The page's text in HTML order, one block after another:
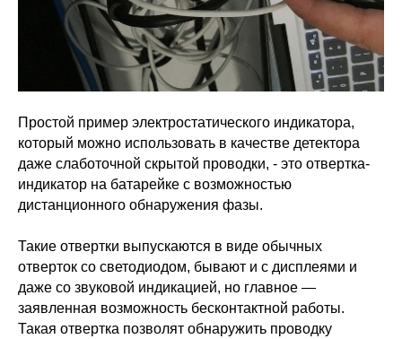
Простой пример электростатического индикатора,
который можно использовать в качестве детектора
даже слаботочной скрытой проводки, - это отвертка-
индикатор на батарейке с возможностью
дистанционного обнаружения фазы.
Такие отвертки выпускаются в виде обычных
отверток со светодиодом, бывают и с дисплеями и
даже со звуковой индикацией, но главное —
заявленная возможность бесконтактной работы.
Такая отвертка позволят обнаружить проводку